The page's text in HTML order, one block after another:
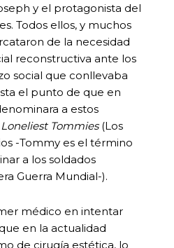
y el protagonista del
Todos ellos, y muchos
de la necesidad
reconstructiva ante los
social que conllevaba
el punto de que en
a estos
Loneliest Tommies(Los
-Tommy es el término
a los soldados
Guerra Mundial-).
médico en intentar
en la actualidad
de cirugía estética, lo